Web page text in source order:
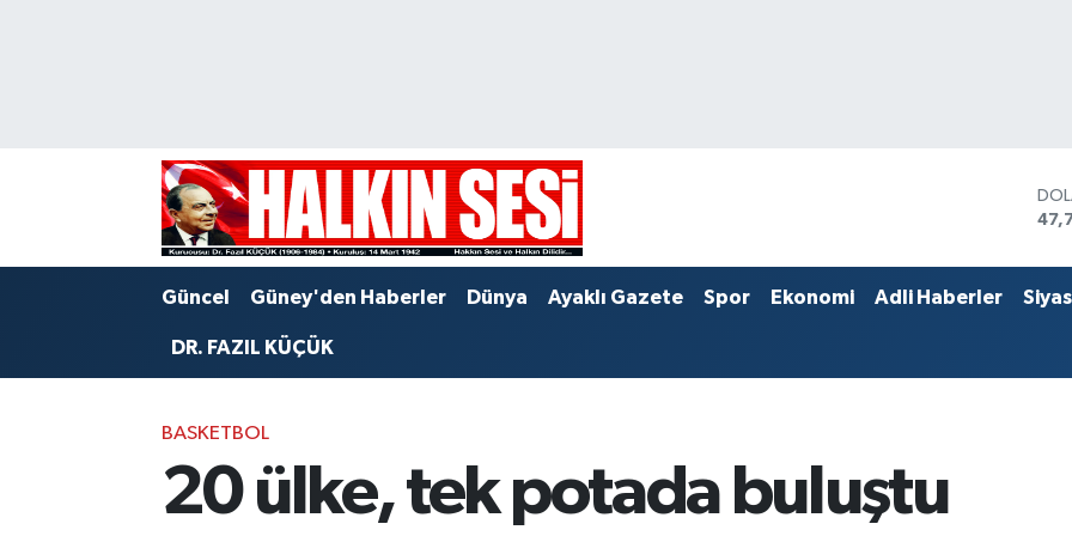
Güncel Güney'den Haberler Dünya Ayaklı Gazete Spor Ekonomi Adli Haberler
DR. FAZIL KÜÇÜK
BASKETBOL
20 ülke, tek potada buluştu
Trafik Durumu
Puan Durumu ve Fikstür